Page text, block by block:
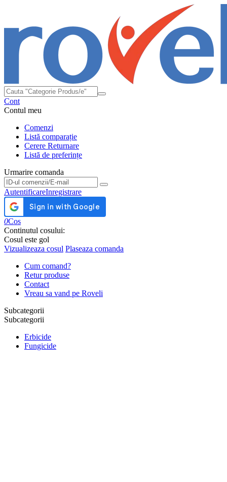
Cont
Contul meu
Comenzi
Listă comparație
Cerere Returnare
Listă de preferințe
Urmarire comanda
Urmarire comanda
AutentificareInregistrare
0Cos
Continutul cosului:
Cosul este gol
Vizualizeaza cosul Plaseaza comanda
Cum comand?
Retur produse
Contact
Vreau sa vand pe Roveli
Subcategorii
Subcategorii
Erbicide
Fungicide